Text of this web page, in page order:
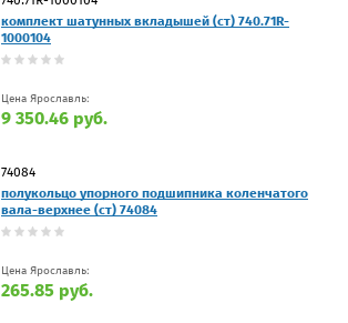
комплект шатунных вкладышей (ст) 740.71R-
1000104
Цена Ярославль:
9 350.46 руб.
74084
полукольцо упорного подшипника коленчатого
вала-верхнее (ст) 74084
Цена Ярославль:
265.85 руб.